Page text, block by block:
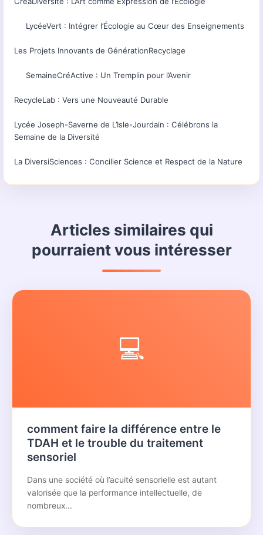
LycéeVert : Intégrer l’Écologie au Cœur des Enseignements
Les Projets Innovants de GénérationRecyclage
SemaineCréActive : Un Tremplin pour l’Avenir
RecycleLab : Vers une Nouveauté Durable
Lycée Joseph-Saverne de L’Isle-Jourdain : Célébrons la
Semaine de la Diversité
La DiversiSciences : Concilier Science et Respect de la Nature
Articles similaires qui
pourraient vous intéresser
💻
comment faire la différence entre le
TDAH et le trouble du traitement
sensoriel
Dans une société où l’acuité sensorielle est autant
valorisée que la performance intellectuelle, de
nombreux...